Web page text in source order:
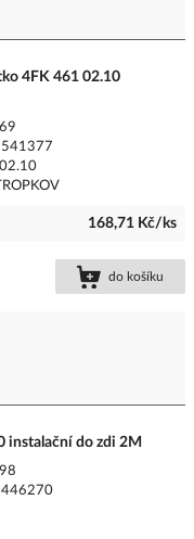
4FK 461 02.10
168,71 Kč/ks
do košíku
instalační do zdi 2M